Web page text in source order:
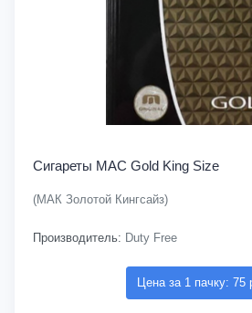
Сигареты MAC Gold King Size
(МАК Золотой Кингсайз)
Производитель: Duty Free
Цена за 1 пачку: 75